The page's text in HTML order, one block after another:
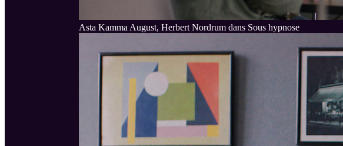
Asta Kamma August, Herbert Nordrum dans Sous hypnose